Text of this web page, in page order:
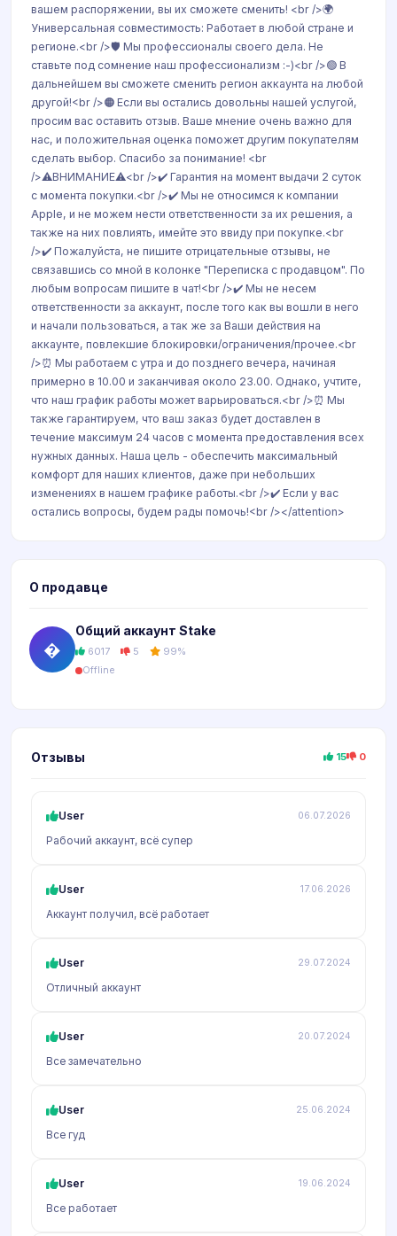
вашем распоряжении, вы их сможете сменить! <br />🌍
Универсальная совместимость: Работает в любой стране и
регионе.<br />🛡️ Мы профессионалы своего дела. Не
ставьте под сомнение наш профессионализм :-)<br />🟢 В
дальнейшем вы сможете сменить регион аккаунта на любой
другой!<br />🟠 Если вы остались довольны нашей услугой,
просим вас оставить отзыв. Ваше мнение очень важно для
нас, и положительная оценка поможет другим покупателям
сделать выбор. Спасибо за понимание! <br
/>⚠️ВНИМАНИЕ⚠️<br />✔️ Гарантия на момент выдачи 2 суток
с момента покупки.<br />✔️ Мы не относимся к компании
Apple, и не можем нести ответственности за их решения, а
также на них повлиять, имейте это ввиду при покупке.<br
/>✔️ Пожалуйста, не пишите отрицательные отзывы, не
связавшись со мной в колонке "Переписка с продавцом". По
любым вопросам пишите в чат!<br />✔️ Мы не несем
ответственности за аккаунт, после того как вы вошли в него
и начали пользоваться, а так же за Ваши действия на
аккаунте, повлекшие блокировки/ограничения/прочее.<br
/>⏰ Мы работаем с утра и до позднего вечера, начиная
примерно в 10.00 и заканчивая около 23.00. Однако, учтите,
что наш график работы может варьироваться.<br />⏰ Мы
также гарантируем, что ваш заказ будет доставлен в
течение максимум 24 часов с момента предоставления всех
нужных данных. Наша цель - обеспечить максимальный
комфорт для наших клиентов, даже при небольших
изменениях в нашем графике работы.<br />✔️ Если у вас
остались вопросы, будем рады помочь!<br /></attention>
О продавце
�
Общий аккаунт Stake
6017 5 99%
Offline
Отзывы 15 0
User 06.07.2026
Рабочий аккаунт, всё супер
User 17.06.2026
Аккаунт получил, всё работает
User 29.07.2024
Отличный аккаунт
User 20.07.2024
Все замечательно
User 25.06.2024
Все гуд
User 19.06.2024
Все работает